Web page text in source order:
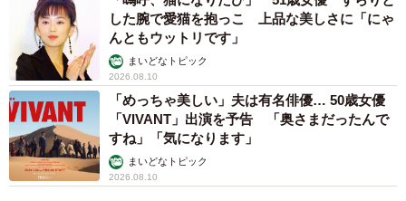
した腕で愛猫を抱っこ 上品な美しさに「にゃ
んともウットリです」
まいどなトピック
2026.08.10
「めっちゃ美しい」夫は有名俳優… 50歳女優
「VIVANT」出演を予告 「奥さまだったんで
すね」「気になります」
まいどなトピック
2026.08.10